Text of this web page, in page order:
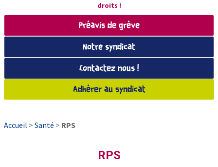
droits !
Préavis de grève
Notre syndicat
Contactez nous !
Adhérer au syndicat
Accueil > Santé > RPS
RPS